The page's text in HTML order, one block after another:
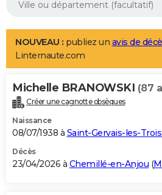
Aménagement intérieur
LIFESTYLE
Art de vivre
Bien-être
Loisirs
Mode
Modes de vie
Alimentation
Guide de la santé
Maladies
Médicaments
Sommeil
VOYAGE
Destinations
City break
Voyage nature
Voyage de noces
Forum
Climat
+PHOTO
GUIDES D'ACHAT
BONS PLANS
NOUVEAU : publiez un avis de
Linternaute.com
Michelle BRANOWSKI (87
Créer une cagnotte obsèques
Naissance
08/07/1938 à Saint-Gervais-les-
Décès
23/04/2026 à Chemillé-en-Anjou (